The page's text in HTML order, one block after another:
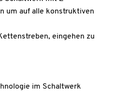
um auf alle konstruktiven
eingehen zu
im Schaltwerk